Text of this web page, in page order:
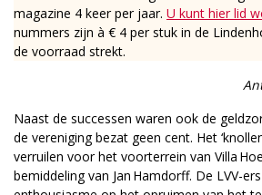
magazine 4 keer per jaar. U kunt hier lid
nummers zijn à € 4 per stuk in de
de voorraad strekt.
Naast de successen waren ook de
de vereniging bezat geen cent. Het
verruilen voor het voorterrein van Villa
bemiddeling van Jan Hamdorff. De LVV-